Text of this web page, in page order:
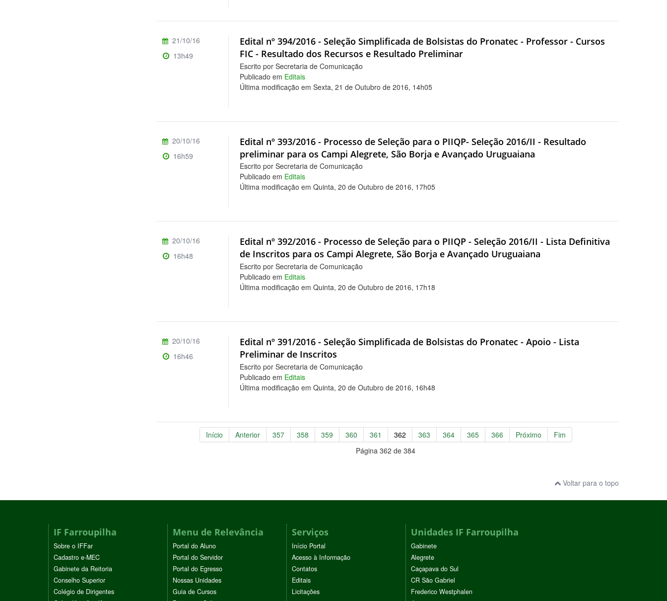
Edital nº 394/2016 - Seleção Simplificada de Bolsistas do Pronatec - Professor - Cursos
FIC - Resultado dos Recursos e Resultado Preliminar
Escrito por Secretaria de Comunicação
Publicado em Editais
Última modificação em Sexta, 21 de Outubro de 2016, 14h05
21/10/16
13h49
Edital nº 393/2016 - Processo de Seleção para o PIIQP- Seleção 2016/II - Resultado
preliminar para os Campi Alegrete, São Borja e Avançado Uruguaiana
Escrito por Secretaria de Comunicação
Publicado em Editais
Última modificação em Quinta, 20 de Outubro de 2016, 17h05
20/10/16
16h59
Edital nº 392/2016 - Processo de Seleção para o PIIQP - Seleção 2016/II - Lista Definitiva
de Inscritos para os Campi Alegrete, São Borja e Avançado Uruguaiana
Escrito por Secretaria de Comunicação
Publicado em Editais
Última modificação em Quinta, 20 de Outubro de 2016, 17h18
20/10/16
16h48
Edital nº 391/2016 - Seleção Simplificada de Bolsistas do Pronatec - Apoio - Lista
Preliminar de Inscritos
Escrito por Secretaria de Comunicação
Publicado em Editais
Última modificação em Quinta, 20 de Outubro de 2016, 16h48
20/10/16
16h46
Início Anterior 357 358 359 360 361 362 363 364 365 366 Próximo
Fim
Página 362 de 384
Voltar para o topo
IF Farroupilha
Sobre o IFFar
Cadastro e-MEC
Gabinete da Reitoria
Conselho Superior
Colégio de Dirigentes
Menu de Relevância
Portal do Aluno
Portal do Servidor
Portal do Egresso
Nossas Unidades
Guia de Cursos
Serviços
Início Portal
Acesso à Informação
Contatos
Editais
Licitações
Unidades IF Farroupilha
Gabinete
Alegrete
Caçapava do Sul
CR São Gabriel
Frederico Westphalen